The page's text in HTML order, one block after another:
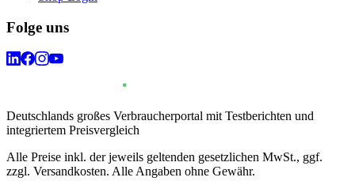
Folge uns
Deutschlands großes Verbraucherportal mit Testberichten und
integriertem Preisvergleich
Alle Preise inkl. der jeweils geltenden gesetzlichen MwSt., ggf.
zzgl. Versandkosten. Alle Angaben ohne Gewähr.